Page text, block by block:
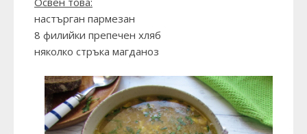
настърган пармезан
8 филийки препечен хляб
няколко стръка магданоз